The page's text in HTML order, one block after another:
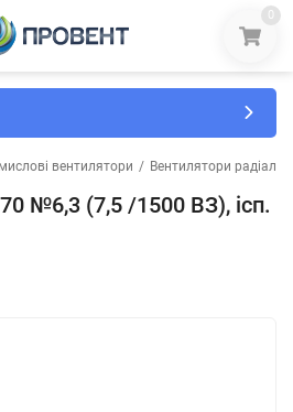
0
вентилятори / Вентилятори
№6,3 (7,5 /1500 ВЗ), ісп.